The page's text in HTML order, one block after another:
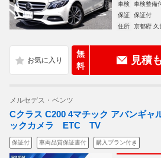
車検
車検整備
保証
保証付
住所
京都府 久
無
料
見積
メルセデス・ベンツ
Cクラス C200 4マチック アバンギ
ックカメラ ETC TV
保証付 車両品質保証書付 購入プラン付き